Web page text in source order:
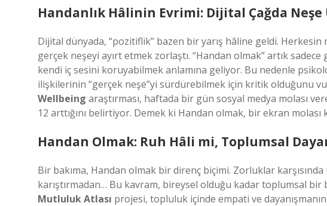
Handanlık Hâlinin Evrimi: Dijital Çağda
Dijital dünyada, “pozitiflik” bazen bir yarış hâline geldi.
gerçek neşeyi ayırt etmek zorlaştı. “Handan olmak” artık
kendi iç sesini koruyabilmek anlamına geliyor. Bu nedenle
ilişkilerinin “gerçek neşe”yi sürdürebilmek için kritik olduğunu
Wellbeing araştırması, haftada bir gün sosyal medya molası
12 arttığını belirtiyor. Demek ki Handan olmak, bir ekran
Handan Olmak: Ruh Hâli mi, Toplumsal
Bir bakıma, Handan olmak bir direnç biçimi. Zorluklar
karıştırmadan… Bu kavram, bireysel olduğu kadar toplumsal bir
Mutluluk Atlası projesi, topluluk içinde empati ve